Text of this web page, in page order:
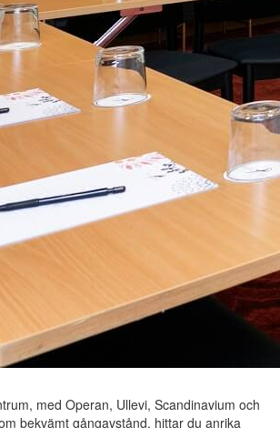
med Operan, Ullevi, Scandinavium och
bekvämt gångavstånd, hittar du anrika